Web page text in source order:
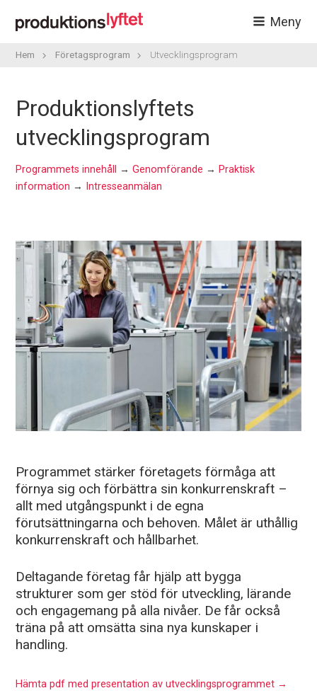
Meny
Hem Företagsprogram Utvecklingsprogram
Produktionslyftets
utvecklingsprogram
Programmets innehåll →Genomförande → Praktisk
information → Intresseanmälan
Programmet stärker företagets förmåga att
förnya sig och förbättra sin konkurrenskraft –
allt med utgångspunkt i de egna
förutsättningarna och behoven. Målet är uthållig
konkurrenskraft och hållbarhet.
Deltagande företag får hjälp att bygga
strukturer som ger stöd för utveckling, lärande
och engagemang på alla nivåer. De får också
träna på att omsätta sina nya kunskaper i
handling.
Hämta pdf med presentation av utvecklingsprogrammet →